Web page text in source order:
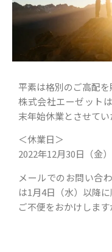
平素は格別のご高配を
株式会社エーゼット
末年始休業とさせてい
＜休業日＞
2022年12月30日（金
メールでのお問い合
は1月4日（水）以降
ご不便をおかけしま